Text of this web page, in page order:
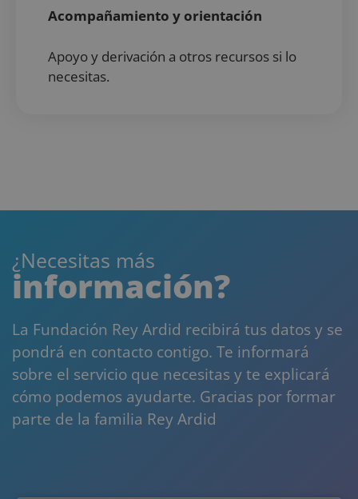
Acompañamiento y orientación
Apoyo y derivación a otros recursos si lo
necesitas.
¿Necesitas más
información?
La Fundación Rey Ardid recibirá tus datos y se
pondrá en contacto contigo. Te informará
sobre el servicio que necesitas y te explicará
cómo podemos ayudarte. Gracias por formar
parte de la familia Rey Ardid